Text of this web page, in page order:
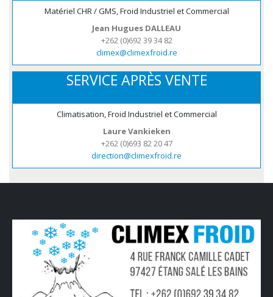
Matériel CHR / GMS, Froid Industriel et Commercial
Jean Hugues DALLEAU
+262 (0)692 39 34 82
climex@climexfroid.re
SERVICE APRÈS VENTE
Climatisation, Froid Industriel et Commercial
Laure Vankieken
+262 (0)693 82 20 47
direction@climexfroid.re